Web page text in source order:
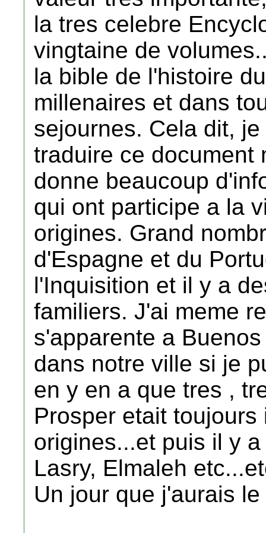
la tres celebre
vingtaine de
la bible de l'histoire
millenaires et dans
sejournes. Cela dit,
traduire ce document
donne beaucoup
qui ont participe a la
origines. Grand
d'Espagne et du
l'Inquisition et il y a
familiers. J'ai meme
s'apparente a
dans notre ville si je
en y en a que tres ,
Prosper etait
origines...et puis il y
Lasry, Elmaleh
Un jour que j'aurais